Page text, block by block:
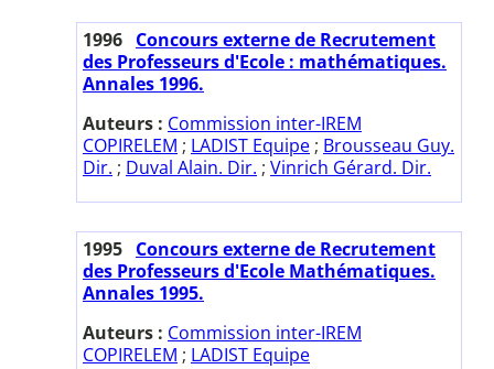
1996 Concours externe de Recrutement
des Professeurs d'Ecole : mathématiques.
Annales 1996.
Auteurs : Commission inter-IREM
COPIRELEM ; LADIST Equipe ; Brousseau Guy.
Dir. ; Duval Alain. Dir. ; Vinrich Gérard. Dir.
1995 Concours externe de Recrutement
des Professeurs d'Ecole Mathématiques.
Annales 1995.
Auteurs : Commission inter-IREM
COPIRELEM ; LADIST Equipe